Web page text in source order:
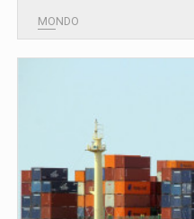
MONDO